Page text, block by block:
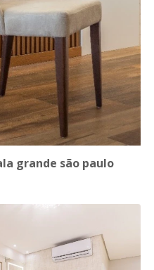
grande são paulo